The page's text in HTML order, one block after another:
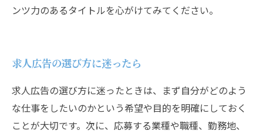
ンツ力のあるタイトルを心がけてみてください。
求人広告の選び方に迷ったら
求人広告の選び方に迷ったときは、まず自分がどのよう
な仕事をしたいのかという希望や目的を明確にしておく
ことが大切です。次に、応募する業種や職種、勤務地、